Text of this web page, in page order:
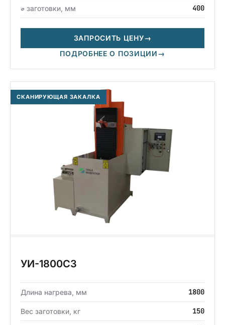
⌀ заготовки, мм 400
ЗАПРОСИТЬ ЦЕНУ→
ПОДРОБНЕЕ О ПОЗИЦИИ→
СКАНИРУЮЩАЯ ЗАКАЛКА
УИ-1800СЗ
Длина нагрева, мм 1800
Вес заготовки, кг 150